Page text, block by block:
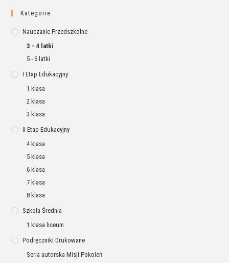
Kategorie
Nauczanie Przedszkolne
3 - 4 latki
5 - 6 latki
I Etap Edukacyjny
1 klasa
2 klasa
3 klasa
II Etap Edukacyjny
4 klasa
5 klasa
6 klasa
7 klasa
8 klasa
Szkoła Średnia
1 klasa liceum
Podręczniki Drukowane
Seria autorska Misji Pokoleń